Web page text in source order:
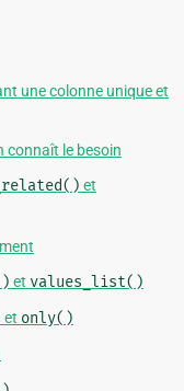
une colonne unique et
connaît le besoin
et
et values_list()
et only()